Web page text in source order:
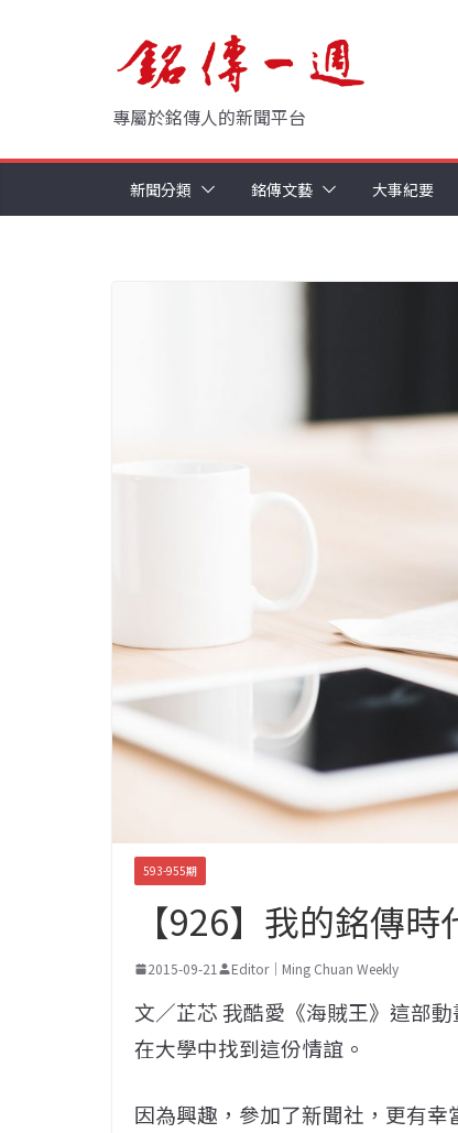
專屬於銘傳人的新聞平台
新聞分類 銘傳文藝 大事紀要
593-955期
【926】我的銘傳
2015-09-21 Editor｜Ming Chuan Weekly
文／芷芯 我酷愛《海賊王》這部
在大學中找到這份情誼。
因為興趣，參加了新聞社，更有